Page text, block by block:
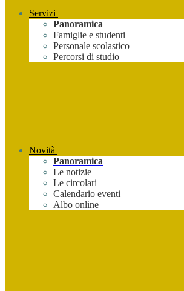
Servizi
Panoramica
Famiglie e studenti
Personale scolastico
Percorsi di studio
Novità
Panoramica
Le notizie
Le circolari
Calendario eventi
Albo online